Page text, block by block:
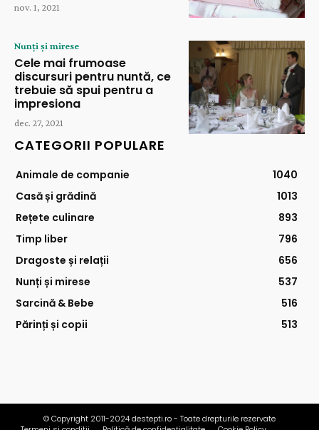
nov. 1, 2021
Nunți și mirese
Cele mai frumoase
discursuri pentru nuntă, ce
trebuie să spui pentru a
impresiona
dec. 27, 2021
CATEGORII POPULARE
Animale de companie
1040
Casă și grădină
1013
Rețete culinare
893
Timp liber
796
Dragoste și relații
656
Nunți și mirese
537
Sarcină & Bebe
516
Părinți și copii
513
© Copyright 2011-2024 destepti.ro - Toate drepturile rezervate